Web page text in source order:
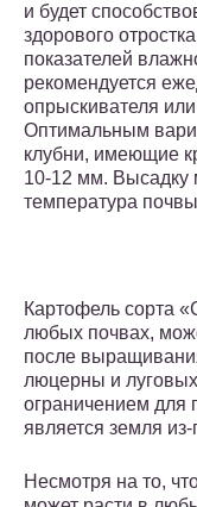
и будет
здорового
показателей
рекомендуется
опрыскивателя
Оптимальным
клубни, имеющие
10-12 мм. Высадку
температура
Картофель сорта
любых почвах,
после
люцерны и
ограничением для
является земля
Несмотря на то,